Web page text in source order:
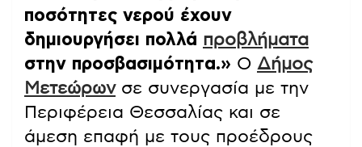
ποσότητες νερού έχουν
δημιουργήσει πολλά προβλήματα
στην προσβασιμότητα.» Ο Δήμος
Μετεώρωνσε συνεργασία με την
Περιφέρεια Θεσσαλίας και σε
άμεση επαφή με τους προέδρους